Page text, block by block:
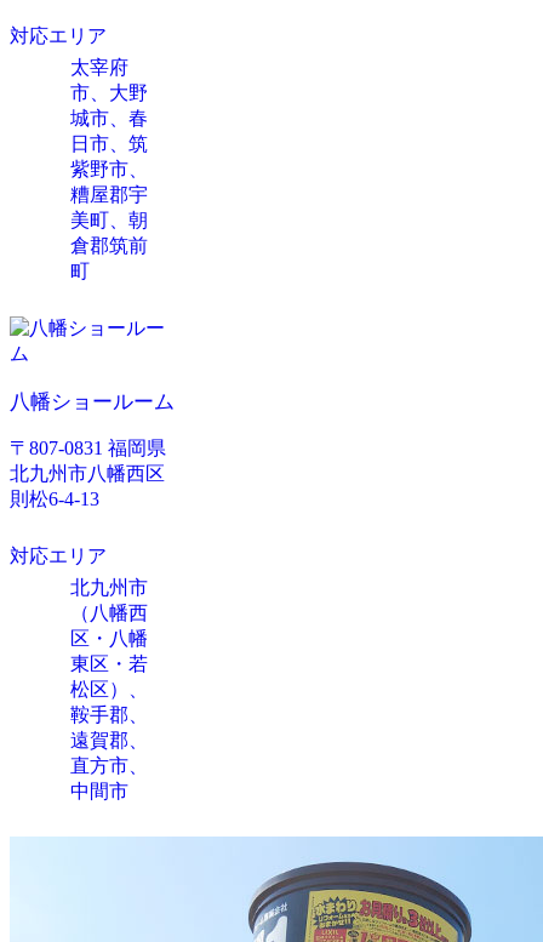
対応エリア
太宰府
市、大野
城市、春
日市、筑
紫野市、
糟屋郡宇
美町、朝
倉郡筑前
町
八幡ショールーム
〒807-0831 福岡県
北九州市八幡西区
則松6-4-13
対応エリア
北九州市
（八幡西
区・八幡
東区・若
松区）、
鞍手郡、
遠賀郡、
直方市、
中間市